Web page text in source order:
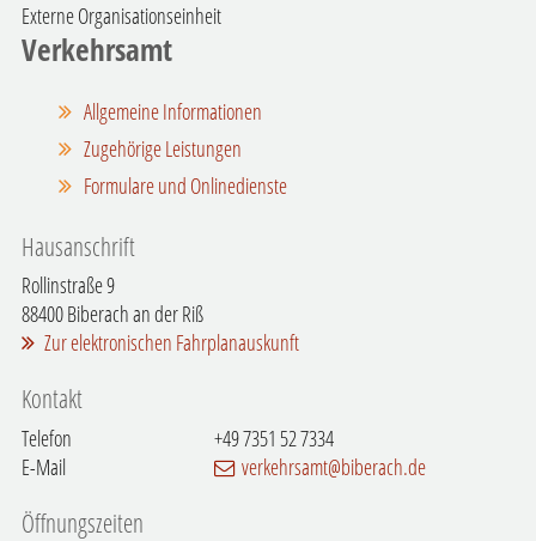
Externe Organisationseinheit
Verkehrsamt
Allgemeine Informationen
Zugehörige Leistungen
Formulare und Onlinedienste
Hausanschrift
Rollinstraße 9
88400Biberach an der Riß
Zur elektronischen Fahrplanauskunft
Kontakt
Telefon
+49 7351 52 7334
E-Mail
verkehrsamt@biberach.de
Öffnungszeiten